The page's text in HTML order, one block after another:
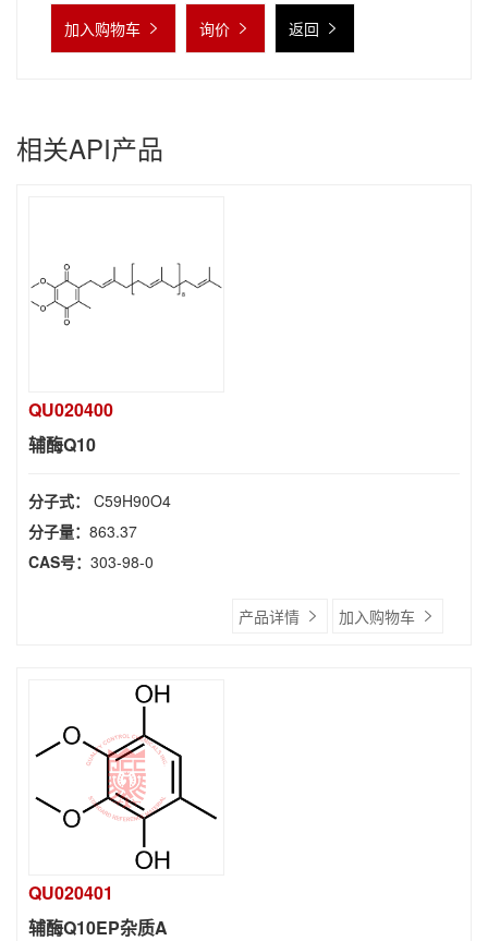
加入购物车 询价 返回
相关API产品
QU020400
辅酶Q10
分子式： C59H90O4
分子量： 863.37
CAS号： 303-98-0
产品详情 加入购物车
QU020401
辅酶Q10EP杂质A